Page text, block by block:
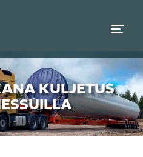
KULJETUS